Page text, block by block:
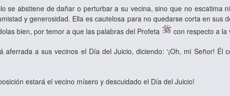
se abstiene de dañar o perturbar a su vecina, sino que no escatima
y generosidad. Ella es cautelosa para no quedarse corta en sus
bien, por temor a que las palabras del Profeta
con respecto a la
aferrada a sus vecinos el Día del Juicio, diciendo: ‘¡Oh, mi Señor!
estará el vecino mísero y descuidado el Día del Juicio!